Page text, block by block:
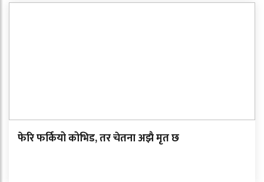
फेरि फर्कियो कोभिड, तर चेतना अझै मृत छ